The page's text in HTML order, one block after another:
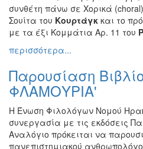
συνθέτη πάνω σε Χορικά
Σουίτα του Κουρτάγκ και το
με τα έξι Κομμάτια Αρ. 11 του
περισσότερα...
Παρουσίαση
ΦΛΑΜΟΥΡΙΑ'
Η Ένωση Φιλολόγων Νομού
συνεργασία με τις εκδόσεις
Αναλόγιο πρόκειται να
πανεπιστημιακού